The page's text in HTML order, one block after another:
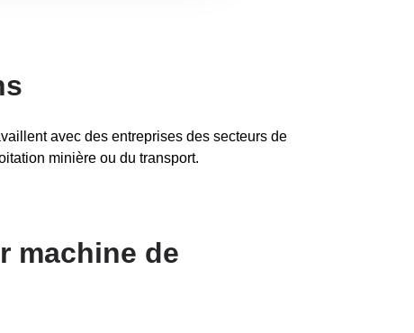
avec des entreprises des secteurs de
minière ou du transport.
machine de